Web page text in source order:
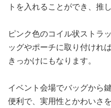
トを入れることができ、推
ピンク色のコイル状ストラ
ッグやポーチに取り付けれ
きっかけにもなります。
イベント会場でバッグから
便利で、実用性とかわいさ